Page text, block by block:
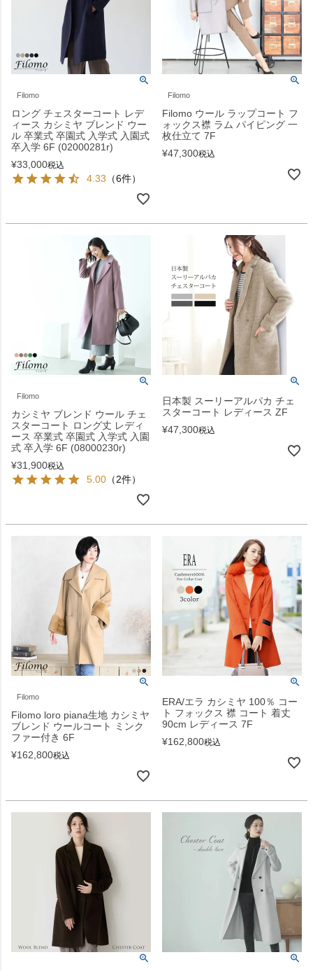
Filomo
ロング チェスターコート レデ
ィース カシミヤ ブレンド ウー
ル 卒業式 卒園式 入学式 入園式
卒入学 6F (02000281r)
¥33,000税込
4.33 （6件）
Filomo
Filomo ウール ラップコート フ
ォックス襟 ラム パイピング 一
枚仕立て 7F
¥47,300税込
Filomo
カシミヤ ブレンド ウール チェ
スターコート ロング丈 レディ
ース 卒業式 卒園式 入学式 入園
式 卒入学 6F (08000230r)
¥31,900税込
5.00 （2件）
日本製 スーリーアルパカ チェ
スターコート レディース ZF
¥47,300税込
Filomo
Filomo loro piana生地 カシミヤ
ブレンド ウールコート ミンク
ファー付き 6F
¥162,800税込
ERA/エラ カシミヤ 100％ コー
ト フォックス 襟 コート 着丈
90cm レディース 7F
¥162,800税込